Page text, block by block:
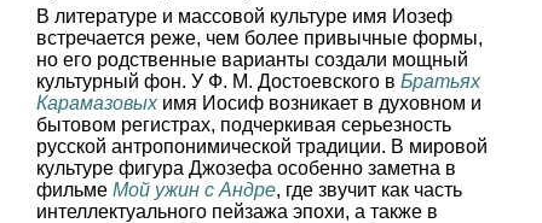
В литературе и массовой культуре имя Иозеф
встречается реже, чем более привычные формы,
но его родственные варианты создали мощный
культурный фон. У Ф. М. Достоевского в Братьях
Карамазовыхимя Иосиф возникает в духовном и
бытовом регистрах, подчеркивая серьезность
русской антропонимической традиции. В мировой
культуре фигура Джозефа особенно заметна в
фильме Мой ужин с Андре, где звучит как часть
интеллектуального пейзажа эпохи, а также в